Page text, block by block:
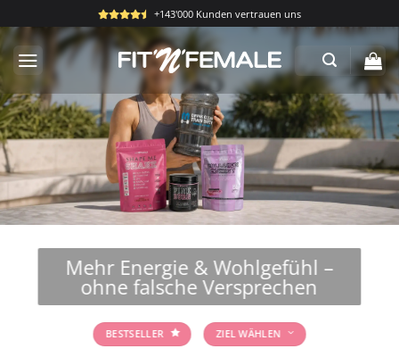
Inhalt
springen
+143'000 Kunden vertrauen uns
Mehr Energie & Wohlgefühl –
ohne falsche Versprechen
BESTSELLER ZIEL WÄHLEN